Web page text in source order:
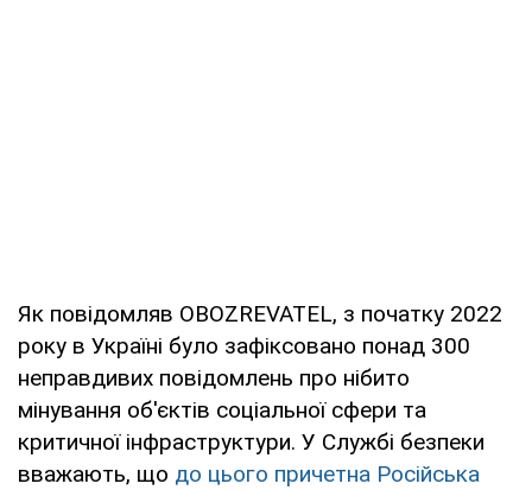
Як повідомляв OBOZREVATEL, з початку 2022
року в Україні було зафіксовано понад 300
неправдивих повідомлень про нібито
мінування об'єктів соціальної сфери та
критичної інфраструктури. У Службі безпеки
вважають, що до цього причетна Російська